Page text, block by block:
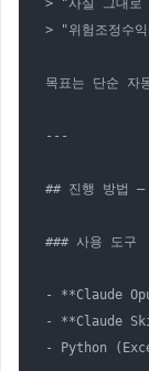
> "사실 그대로
> "위험조정수
목표는 단순 자
---
## 진행 방법
### 사용 도구
- **Claude
- **Claude
- Python